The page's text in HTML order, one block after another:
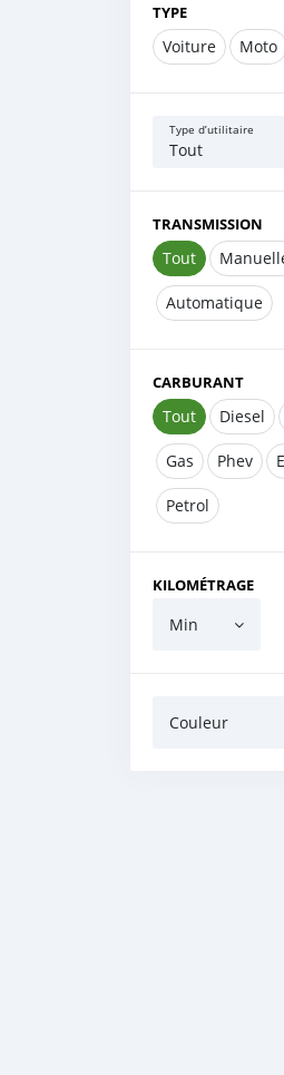
TYPE
Voiture Moto
Type d’utilitaire
Tout
TRANSMISSION
Tout
Automatique
CARBURANT
Tout Diesel
Gas Phev
Petrol
KILOMÉTRAGE
Min
Couleur